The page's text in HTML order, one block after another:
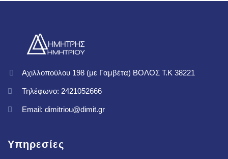
Αχιλλοπούλου 198 (με Γαμβέτα) ΒΟΛΟΣ T.K 38221
Τηλέφωνο: 2421052666
Email: dimitriou@dimit.gr
Υπηρεσίες